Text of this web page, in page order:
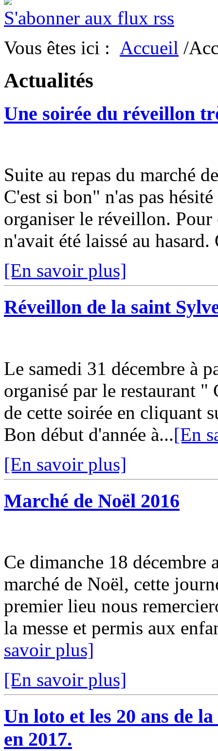
S'abonner aux flux rss
Vous êtes ici : Accueil /
Actualités
Une soirée du réveillon
Suite au repas du marché
C'est si bon" n'as pas
organiser le réveillon. Pour
n'avait été laissé au hasard.
[En savoir plus]
Réveillon de la saint
Le samedi 31 décembre à
organisé par le restaurant
de cette soirée en cliquant
Bon début d'année à...[En
[En savoir plus]
Marché de Noël 2016
Ce dimanche 18
marché de Noël, cette
premier lieu nous
la messe et permis aux
savoir plus]
[En savoir plus]
Un loto et les 20 ans de
en 2017.